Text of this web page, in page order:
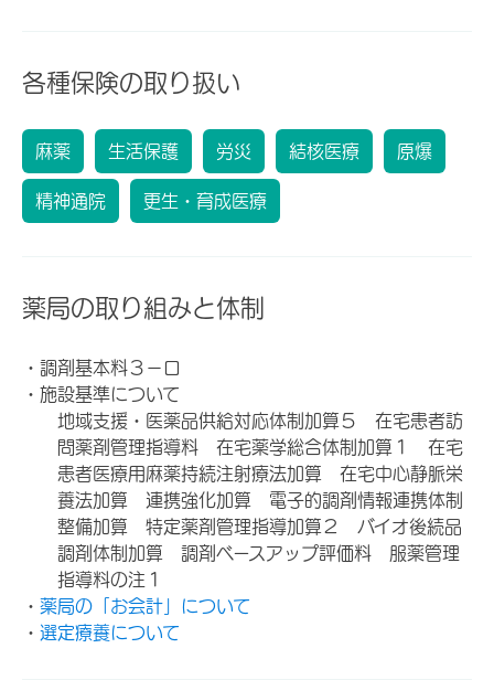
各種保険の取り扱い
麻薬 生活保護 労災 結核医療 原爆
精神通院 更生・育成医療
薬局の取り組みと体制
・調剤基本料３－ロ
・施設基準について
地域支援・医薬品供給対応体制加算５ 在宅患者訪
問薬剤管理指導料 在宅薬学総合体制加算１ 在宅
患者医療用麻薬持続注射療法加算 在宅中心静脈栄
養法加算 連携強化加算 電子的調剤情報連携体制
整備加算 特定薬剤管理指導加算２ バイオ後続品
調剤体制加算 調剤ベースアップ評価料 服薬管理
指導料の注１
・ 薬局の「お会計」について
・ 選定療養について